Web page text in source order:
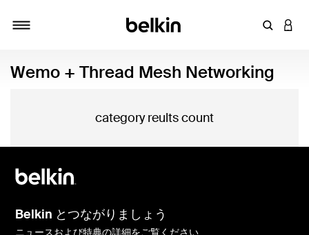
キーワアカ
Wemo + Thread Mesh Networking
category reults count
Belkin とつながりましょう
ニュースおよび特典の詳細をご覧ください